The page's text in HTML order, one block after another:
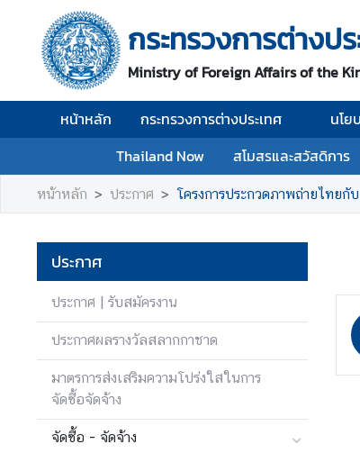
กระทรวงการต่างปร
Ministry of Foreign Affairs of the
หน้าหลัก กระทรวงการต่างประเทศ นโย
Thailand Now
สโมสรและสวัสดิการ
ห
น้
า
ก
ก
ะ
ก
ต่
หน้าหลัก ประกาศ โครงการประกวดภาพถ่ายไทยกั
ประกาศ
ประกาศ | รับสมัครงาน
ประกาศผลรางวัลสลากกาชาด
มาตรการส่งเสริมความโปร่งใสในการ
จัดซื้อจัดจ้าง
จัดซื้อ - จัดจ้าง